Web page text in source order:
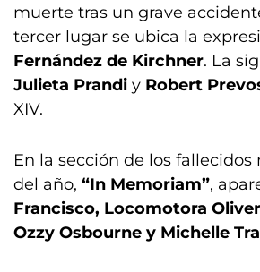
muerte tras un grave
tercer lugar se ubica la
Fernández de Kirchner. La
Julieta Prandi y Robert
XIV.
En la sección de los fallecidos
del año, “In Memoriam”,
Francisco, Locomotora
Ozzy Osbourne y Michelle